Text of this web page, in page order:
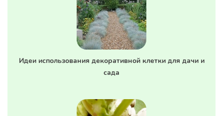
Идеи использования декоративной клетки для дачи и
сада